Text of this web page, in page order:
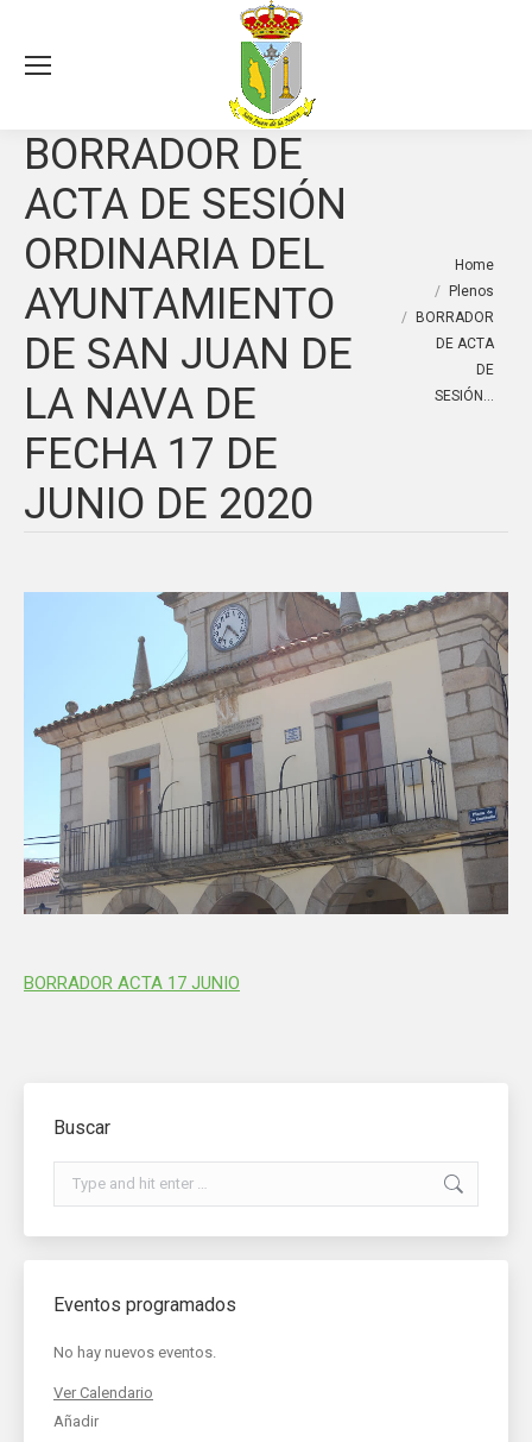
BORRADOR DE
ACTA DE SESIÓN
ORDINARIA DEL
AYUNTAMIENTO
DE SAN JUAN DE
LA NAVA DE
FECHA 17 DE
JUNIO DE 2020
You are here:
Home
Plenos
BORRADOR
DE ACTA
DE
SESIÓN…
BORRADOR ACTA 17 JUNIO
Buscar
Search:
Eventos programados
No hay nuevos eventos.
Ver Calendario
Añadir